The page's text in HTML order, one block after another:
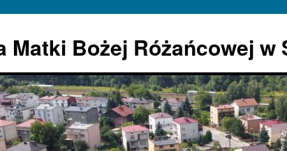
Matki Bożej Różańcowej w